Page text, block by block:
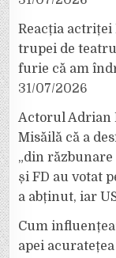
Reacția actriței
trupei de teatru
furie că am
31/07/2026
Actorul Adrian
Misăilă că a
„din răzbunare
și FD au votat
a abținut, iar
Cum
apei